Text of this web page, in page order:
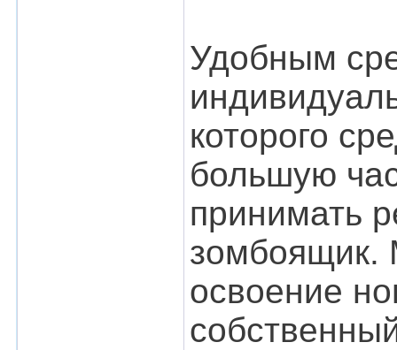
Удобным
которого
большую
принимать
зомбоящик.
освоение